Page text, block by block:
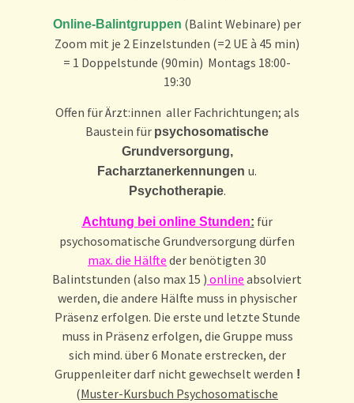
Online-Balintgruppen (Balint Webinare) per
Zoom mit je 2 Einzelstunden (=2 UE à 45 min)
= 1 Doppelstunde (90min) Montags 18:00-
19:30
Offen für Ärzt:innen aller Fachrichtungen; als
Baustein für psychosomatische
Grundversorgung,
Facharztanerkennungen u.
Psychotherapie.
Achtung bei online Stunden: für
psychosomatische Grundversorgung dürfen
max. die Hälfte der benötigten 30
Balintstunden (also max 15 ) online absolviert
werden, die andere Hälfte muss in physischer
Präsenz erfolgen. Die erste und letzte Stunde
muss in Präsenz erfolgen, die Gruppe muss
sich mind. über 6 Monate erstrecken, der
Gruppenleiter darf nicht gewechselt werden !
(Muster-Kursbuch Psychosomatische